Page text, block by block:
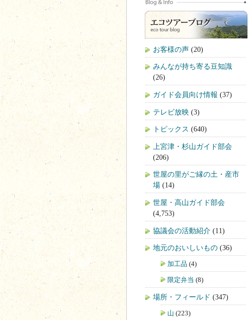
お客様の声 (20)
みんなが持ち寄る豆知識
(26)
ガイド会員向け情報 (37)
テレビ放映 (3)
トピックス (640)
上宮津・杉山ガイド部会
(206)
世屋の里がご縁の土・産市
場 (14)
世屋・高山ガイド部会
(4,753)
協議会の活動紹介 (11)
地元のおいしいもの (36)
加工品 (4)
限定弁当 (8)
場所・フィールド (347)
山 (223)